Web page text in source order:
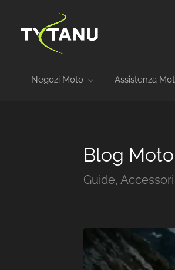
Negozi Moto Assistenza
Blog
Guide,